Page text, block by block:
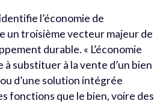
l’économie de
un troisième vecteur majeur de
durable. « L’économie
substituer à la vente d’un bien
d’une solution intégrée
fonctions que le bien, voire des